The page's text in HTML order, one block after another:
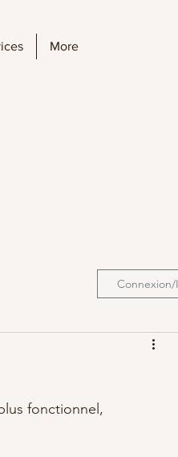
More
fonctionnel,